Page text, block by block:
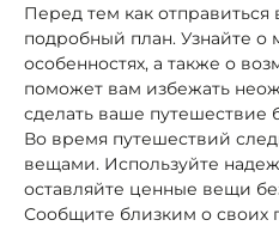
Перед тем как отправиться
подробный план. Узнайте о
особенностях, а также о
поможет вам избежать
сделать ваше
Во время путешествий
вещами. Используйте
оставляйте ценные вещи
Сообщите близким о своих